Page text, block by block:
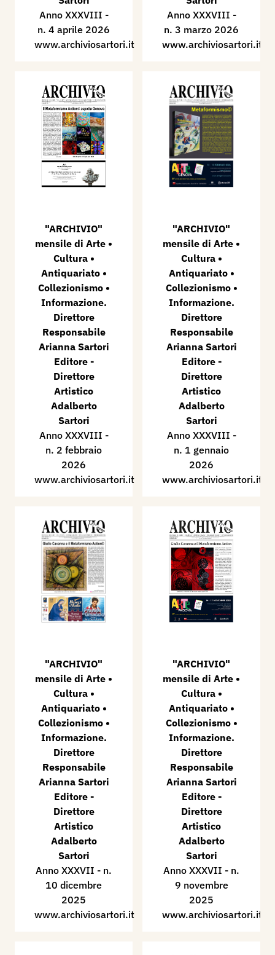
Anno XXXVIII -
n. 4 aprile 2026
www.archiviosartori.it
Anno XXXVIII -
n. 3 marzo 2026
www.archiviosartori.it
"ARCHIVIO"
mensile di Arte •
Cultura •
Antiquariato •
Collezionismo •
Informazione.
Direttore
Responsabile
Arianna Sartori
Editore -
Direttore
Artistico
Adalberto
Sartori
Anno XXXVIII -
n. 2 febbraio
2026
www.archiviosartori.it
"ARCHIVIO"
mensile di Arte •
Cultura •
Antiquariato •
Collezionismo •
Informazione.
Direttore
Responsabile
Arianna Sartori
Editore -
Direttore
Artistico
Adalberto
Sartori
Anno XXXVIII -
n. 1 gennaio
2026
www.archiviosartori.it
"ARCHIVIO"
mensile di Arte •
Cultura •
Antiquariato •
Collezionismo •
Informazione.
Direttore
Responsabile
Arianna Sartori
Editore -
Direttore
Artistico
Adalberto
Sartori
Anno XXXVII - n.
10 dicembre
2025
www.archiviosartori.it
"ARCHIVIO"
mensile di Arte •
Cultura •
Antiquariato •
Collezionismo •
Informazione.
Direttore
Responsabile
Arianna Sartori
Editore -
Direttore
Artistico
Adalberto
Sartori
Anno XXXVII - n.
9 novembre
2025
www.archiviosartori.it